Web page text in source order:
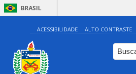
BRASIL
ACESSIBILIDADE ALTO CONTRASTE